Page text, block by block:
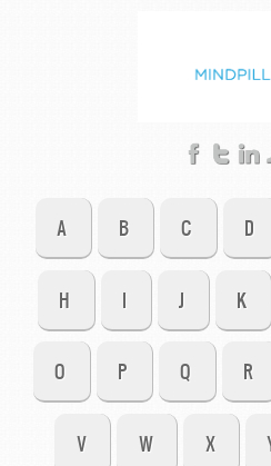
A B C D
H I J K
O P Q R
V W X